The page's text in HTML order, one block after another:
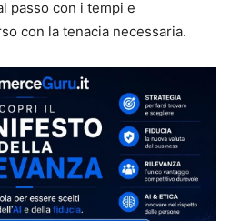
passo con i tempi e
con la tenacia necessaria.